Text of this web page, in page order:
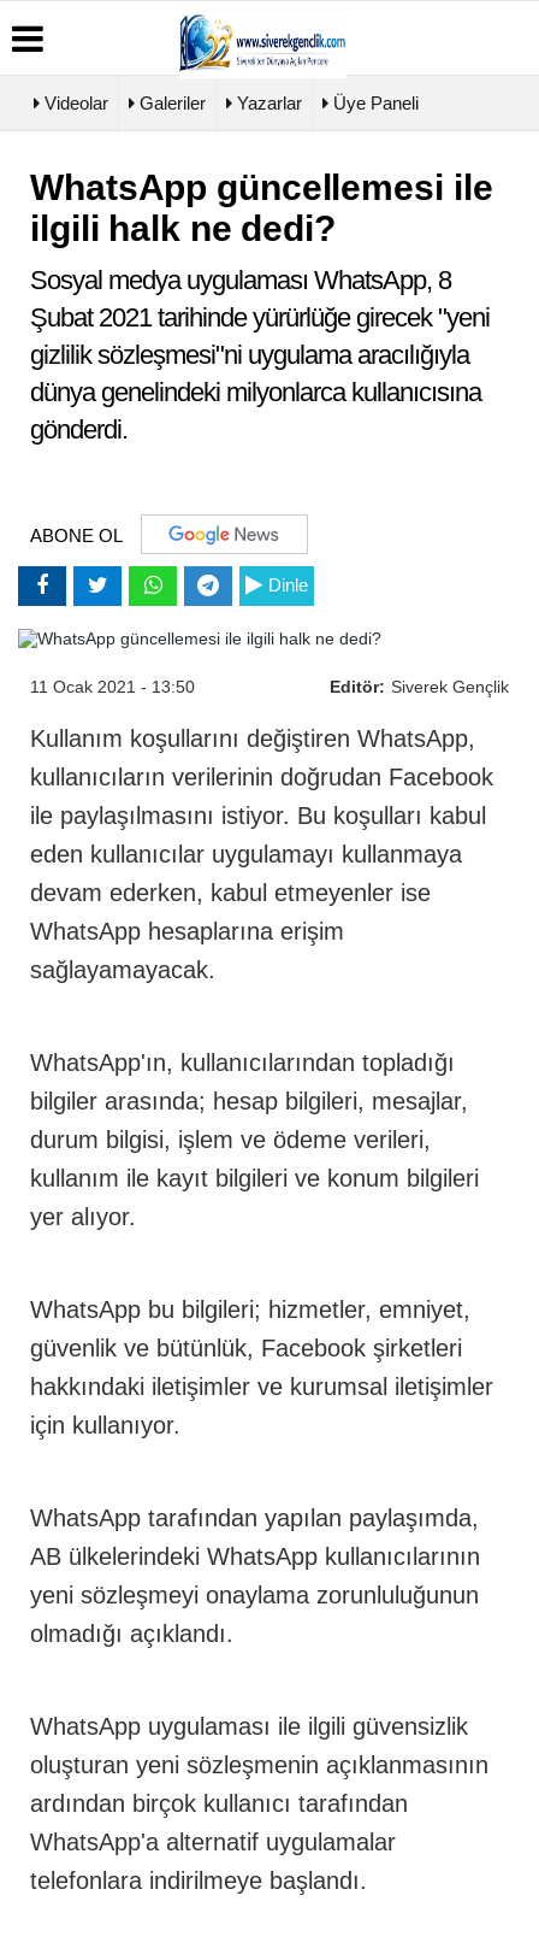
Üye
Paneli
Haber
Günün
Haberleri
Biyografiler
Köşe
Yazarları
Video
Foto
Galeri
Künye
Politikası
İlkeleri
Videolar Galeriler Yazarlar Üye Paneli
WhatsApp güncellemesi ile
ilgili halk ne dedi?
Sosyal medya uygulaması WhatsApp, 8
Şubat 2021 tarihinde yürürlüğe girecek "yeni
gizlilik sözleşmesi"ni uygulama aracılığıyla
dünya genelindeki milyonlarca kullanıcısına
gönderdi.
ABONE OL
Dinle
Editör: Siverek Gençlik
11 Ocak 2021 - 13:50
Kullanım koşullarını değiştiren WhatsApp,
kullanıcıların verilerinin doğrudan Facebook
ile paylaşılmasını istiyor. Bu koşulları kabul
eden kullanıcılar uygulamayı kullanmaya
devam ederken, kabul etmeyenler ise
WhatsApp hesaplarına erişim
sağlayamayacak.
WhatsApp'ın, kullanıcılarından topladığı
bilgiler arasında; hesap bilgileri, mesajlar,
durum bilgisi, işlem ve ödeme verileri,
kullanım ile kayıt bilgileri ve konum bilgileri
yer alıyor.
WhatsApp bu bilgileri; hizmetler, emniyet,
güvenlik ve bütünlük, Facebook şirketleri
hakkındaki iletişimler ve kurumsal iletişimler
için kullanıyor.
WhatsApp tarafından yapılan paylaşımda,
AB ülkelerindeki WhatsApp kullanıcılarının
yeni sözleşmeyi onaylama zorunluluğunun
olmadığı açıklandı.
WhatsApp uygulaması ile ilgili güvensizlik
oluşturan yeni sözleşmenin açıklanmasının
ardından birçok kullanıcı tarafından
WhatsApp'a alternatif uygulamalar
telefonlara indirilmeye başlandı.